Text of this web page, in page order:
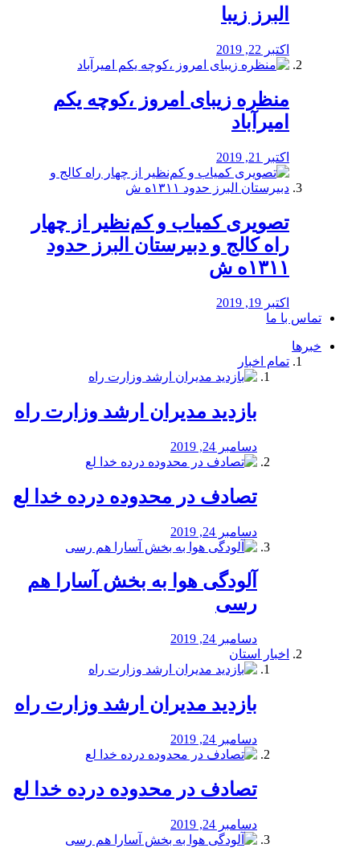
البرز زیبا
اکتبر 22, 2019
منظره‌‌ زیبای امروز ،کوچه یکم
امیرآباد
اکتبر 21, 2019
️تصویری کمیاب و کم‌نظیر از چهار
راه كالج و دبيرستان البرز حدود
۱۳۱۱ه ش
اکتبر 19, 2019
تماس با ما
خبرها
تمام اخبار
بازدید مدیران ارشد وزارت راه
دسامبر 24, 2019
تصادف در محدوده درده خدا لع
دسامبر 24, 2019
آلودگی هوا به بخش آسارا هم
رسی
دسامبر 24, 2019
اخبار استان
بازدید مدیران ارشد وزارت راه
دسامبر 24, 2019
تصادف در محدوده درده خدا لع
دسامبر 24, 2019